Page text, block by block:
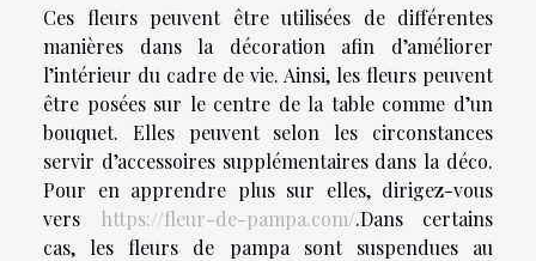
Ces fleurs peuvent être utilisées de différentes
manières dans la décoration afin d’améliorer
l’intérieur du cadre de vie. Ainsi, les fleurs peuvent
être posées sur le centre de la table comme d’un
bouquet. Elles peuvent selon les circonstances
servir d’accessoires supplémentaires dans la déco.
Pour en apprendre plus sur elles, dirigez-vous
vers https://fleur-de-pampa.com/.Dans certains
cas, les fleurs de pampa sont suspendues au